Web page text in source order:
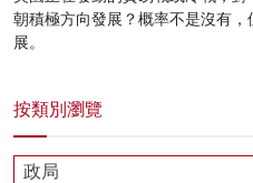
朝積極方向發展？概率不是沒有
展。
按類別瀏覽
政局